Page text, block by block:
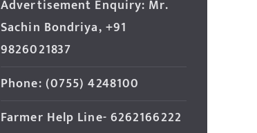
Advertisement Enquiry: Mr.
Sachin Bondriya, +91
9826021837
Phone: (0755) 4248100
Farmer Help Line- 6262166222